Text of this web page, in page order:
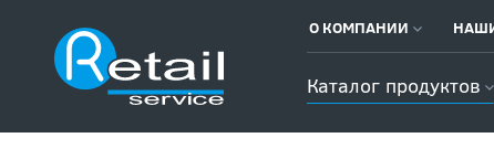
Каталог продуктов
О КОМПАНИИ